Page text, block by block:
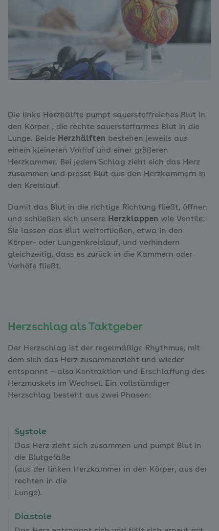
Die linke Herzhälfte pumpt sauerstoffreiches Blut in
den Körper , die rechte sauerstoffarmes Blut in die
Lunge. Beide Herzhälften bestehen jeweils aus
einem kleineren Vorhof und einer größeren
Herzkammer. Bei jedem Schlag zieht sich das Herz
zusammen und presst Blut aus den Herzkammern in
den Kreislauf.
Damit das Blut in die richtige Richtung fließt, öffnen
und schließen sich unsere Herzklappen wie Ventile:
Sie lassen das Blut weiterfließen, etwa in den
Körper- oder Lungenkreislauf, und verhindern
gleichzeitig, dass es zurück in die Kammern oder
Vorhöfe fließt.
Herzschlag als Taktgeber
Der Herzschlag ist der regelmäßige Rhythmus, mit
dem sich das Herz zusammenzieht und wieder
entspannt – also Kontraktion und Erschlaffung des
Herzmuskels im Wechsel. Ein vollständiger
Herzschlag besteht aus zwei Phasen:
Systole
Das Herz zieht sich zusammen und pumpt Blut in
die Blutgefäße
(aus der linken Herzkammer in den Körper, aus der
rechten in die
Lunge).
Diastole